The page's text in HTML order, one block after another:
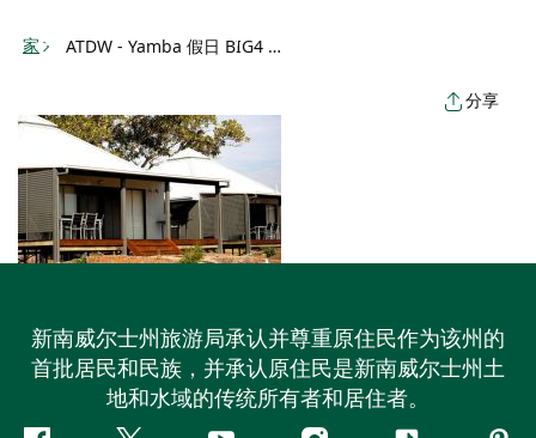
navigation
家 ATDW - Yamba 假日 BIG4 咸水别墅 - 度假小屋 - Yamba
分享
新南威尔士州旅游局承认并尊重原住民作为该州的
首批居民和民族，并承认原住民是新南威尔士州土
地和水域的传统所有者和居住者。